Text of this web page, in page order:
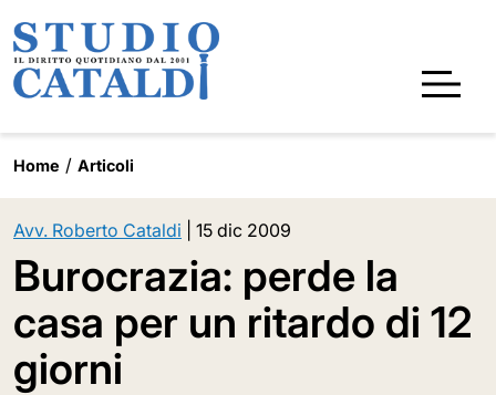
Home Articoli
Avv. Roberto Cataldi 15 dic 2009
Burocrazia: perde la
casa per un ritardo di 12
giorni